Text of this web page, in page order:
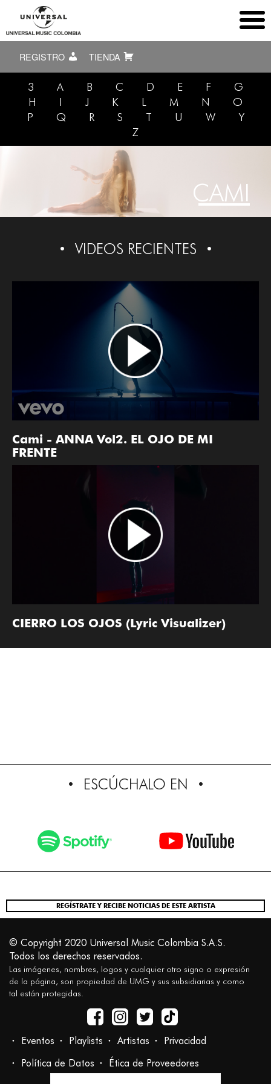
REGISTRO TIENDA
3 A B C D E F
G
H
I J K L M N
O
P
Q R S T U W
Y
Z
CAMI
VIDEOS RECIENTES
Cami - ANNA Vol2. EL OJO DE MI
FRENTE
CIERRO LOS OJOS (Lyric Visualizer)
ESCÚCHALO EN
REGÍSTRATE Y RECIBE NOTICIAS DE ESTE ARTISTA
© Copyright 2020 Universal Music Colombia S.A.S.
Todos los derechos reservados.
Las imágenes, nombres, logos y cualquier otro signo o expresión
de la página, son propiedad de UMG y sus subsidiarias y como
tal están protegidas.
Eventos Playlists Artistas
Privacidad
Política de Datos
Ética de Proveedores